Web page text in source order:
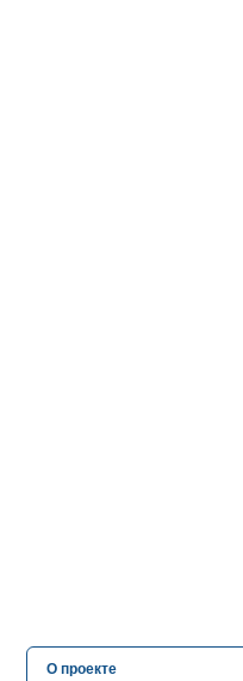
О проекте